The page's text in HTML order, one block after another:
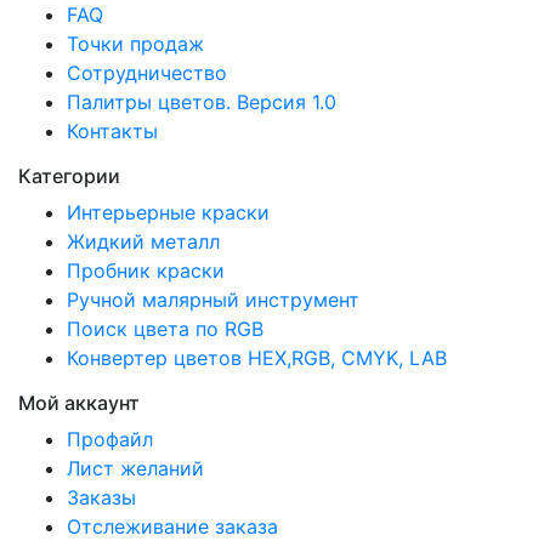
FAQ
Точки продаж
Сотрудничество
Палитры цветов. Версия 1.0
Контакты
Категории
Интерьерные краски
Жидкий металл
Пробник краски
Ручной малярный инструмент
Поиск цвета по RGB
Конвертер цветов HEX,RGB, CMYK, LAB
Мой аккаунт
Профайл
Лист желаний
Заказы
Отслеживание заказа